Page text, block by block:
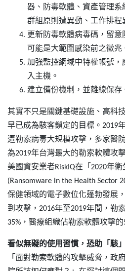
器、防毒軟體、資產管理系
群組原則遭異動、工作排程
更新防毒軟體病毒碼，留
可能是大範圍感染前之徵兆
加強監控網域中特權帳號
入主機。
建立備份機制，並離線保存
其實不只是關鍵基礎設施、高科
早已成為駭客鎖定的目標。2019
遭勒索病毒大規模攻擊，多家醫
為2019年台灣最大的勒索軟體攻
美國資安業者RiskIQ在「2020年
(Ransomware in the Health Sector
保健領域的電子數位化蓬勃發展
到攻擊，2016年至2019年間，勒
35%，醫療組織佔勒索軟體攻擊的
看似無礙的使用習慣，恐助「駭
「面對勒索軟體的攻擊威脅，政